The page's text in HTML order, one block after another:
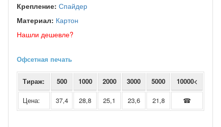
Крепление: Спайдер
Материал: Картон
Нашли дешевле?
Офсетная печать
Тираж: 500 1000 2000 3000 5000 10000<
Цена: 37,4 28,8 25,1 23,6 21,8 ☎